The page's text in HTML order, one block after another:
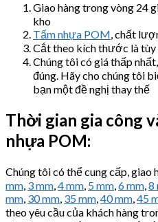
Giao hàng trong vòng 24
kho
Tấm nhựa POM, chất
Cắt theo kích thước là tùy
Chúng tôi có giá thấp
đúng. Hãy cho chúng tôi
bạn một đề nghị thay thế
Thời gian gia công
nhựa POM:
Chúng tôi có thể cung cấp, giao
mm, 3 mm,4 mm, 5 mm,6 mm,8
mm, 30 mm, 35 mm,40 mm,45
theo yêu cầu của khách hàng